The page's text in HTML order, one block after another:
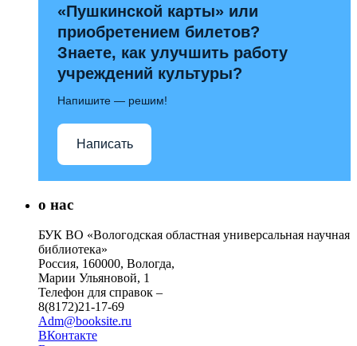
«Пушкинской карты» или
приобретением билетов?
Знаете, как улучшить работу
учреждений культуры?
Напишите — решим!
Написать
о нас
БУК ВО «Вологодская областная универсальная научная
библиотека»
Россия, 160000, Вологда,
Марии Ульяновой, 1
Телефон для справок –
8(8172)21-17-69
Adm@booksite.ru
ВКонтакте